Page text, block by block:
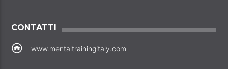
CONTATTI
www.mentaltrainingitaly.com